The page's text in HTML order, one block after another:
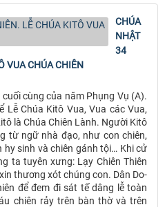
CHÚA
NHẬT
34
VUA CHÚA CHIÊN
cùng của năm Phụng Vụ (A).
Chúa Kitô Vua, Vua các Vua,
là Chúa Chiên Lành. Người Kitô
từ ngữ nhà đạo, như con chiên,
hy sinh và chiên gánh tội… Khi cử
ta tuyên xưng: Lạy Chiên Thiên
thương xót chúng con. Dân Do-
để đem đi sát tế dâng lễ toàn
chiên rảy trên bàn thờ và trên